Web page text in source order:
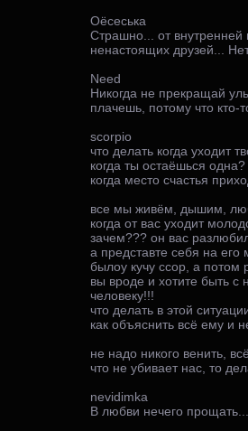
Оёсеська
Страшно... от внутренней
ненастоящих друзей...
Need
Никогда не прекращай
плачешь, потому что кто-
scorpio
что делать когда уходит
когда ты остаёшься одна?
когда место счастья
все мы живём, дышим,
когда от вас уходит
зачем??? он вас
а представте себя на его
былоу кучу ссор, а потом
вы вроде и хотите быть с
человеку!!!
что делать в этой
как объяснить всё ему и
не надо никого венить,
что не убивает нас, то
nevidimka
В любви нечего прощать...